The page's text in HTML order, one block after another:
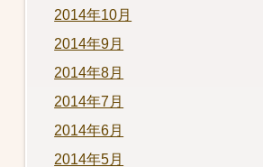
2014年10月
2014年9月
2014年8月
2014年7月
2014年6月
2014年5月